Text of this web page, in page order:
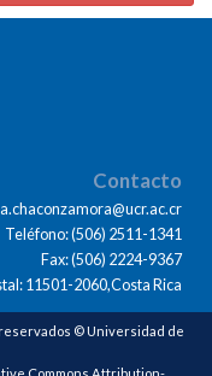
Contacto
Teléfono: (506) 2511-1341
Fax: (506) 2224-9367
11501-2060,Costa Rica
© Universidad de